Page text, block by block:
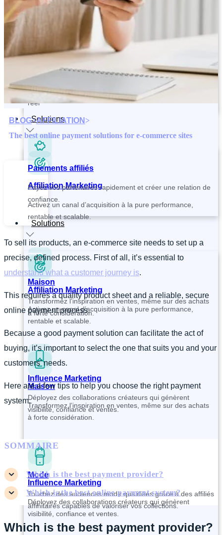
Paiements affiliés
Payez vos partenaires rapidement et créer une relation de
confiance.
Solutions
Affiliation Marketing
Activez un canal d’acquisition à la pure performance,
rentable et scalable.
Maison
Transformez l’inspiration en ventes, même sur des achats
à forte considération.
Influence Marketing
Déployez des collaborations créateurs qui génèrent
visibilité, confiance et ventes.
Mode
Touchez des audiences mode qualifiées grâce à des affiliés
affinitaires capables de valoriser vos collections.
Contactez et recrutez vos partenaires plus rapidement
Tracking and Analytics
Suivez vos ventes, votre CAC et vos performances en temps
réel
Paiements affiliés
Payez vos partenaires rapidement et créer une relation de
confiance.
Solutions
Affiliation Marketing
Activez un canal d’acquisition à la pure performance,
rentable et scalable.
Maison
Transformez l’inspiration en ventes, même sur des achats
à forte considération.
Influence Marketing
Déployez des collaborations créateurs qui génèrent
visibilité, confiance et ventes.
BLOG>AFFILIATION >
The best online payment solutions for e-commerce sites
To sell its products, an e-commerce site needs to set up a
precise, defined process. First of all, it’s essential to
understand what a customer journey is.
This requires a quality product sheet and a reliable, secure
online payment process.
Because a good payment solution can facilitate the act of
buying, it’s important to select the one that suits you and your
customers’ needs.
Here are a few tips to help you choose the right payment
system.
SOMMAIRE
Which is the best payment provider?
Which is the best online payment system?
Which is the best payment provider?